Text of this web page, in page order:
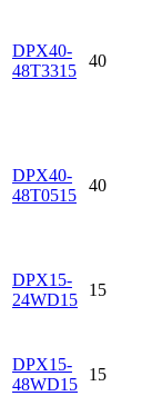
DPX40-
48T3315
40
DPX40-
48T0515
40
DPX15-
24WD15
15
DPX15-
48WD15
15